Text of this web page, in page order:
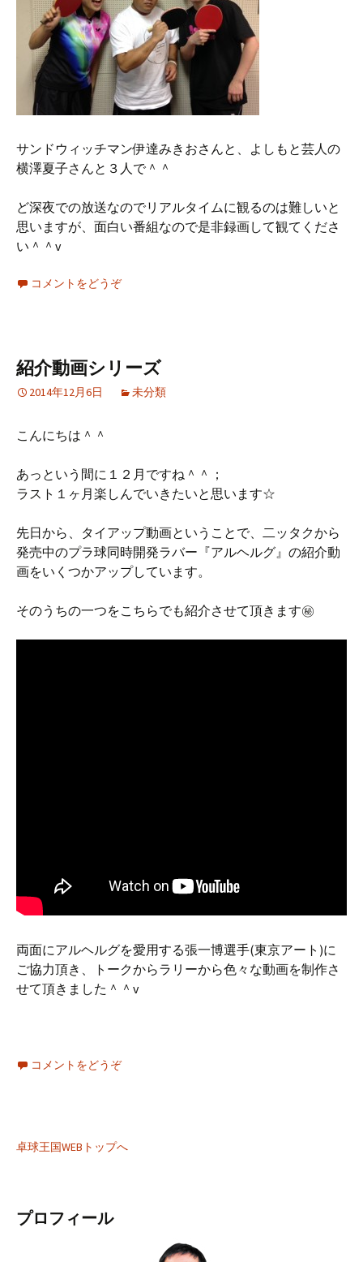
サンドウィッチマン伊達みきおさんと、よしもと芸人の
横澤夏子さんと３人で＾＾
ど深夜での放送なのでリアルタイムに観るのは難しいと
思いますが、面白い番組なので是非録画して観てくださ
い＾＾v
コメントをどうぞ
紹介動画シリーズ
2014年12月6日 未分類
こんにちは＾＾
あっという間に１２月ですね＾＾；
ラスト１ヶ月楽しんでいきたいと思います☆
先日から、タイアップ動画ということで、二ッタクから
発売中のプラ球同時開発ラバー『アルヘルグ』の紹介動
画をいくつかアップしています。
そのうちの一つをこちらでも紹介させて頂きます㊙︎
両面にアルヘルグを愛用する張一博選手(東京アート)に
ご協力頂き、トークからラリーから色々な動画を制作さ
せて頂きました＾＾v
コメントをどうぞ
卓球王国WEBトップへ
プロフィール